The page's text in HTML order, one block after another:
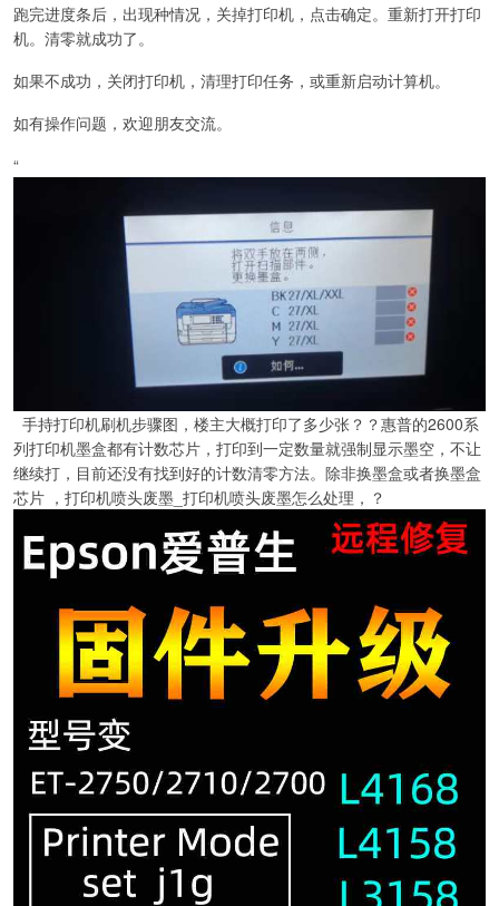
跑完进度条后，出现种情况，关掉打印机，点击确定。重新打开打印
机。清零就成功了。
如果不成功，关闭打印机，清理打印任务，或重新启动计算机。
如有操作问题，欢迎朋友交流。
“
手持打印机刷机步骤图，楼主大概打印了多少张？？惠普的2600系
列打印机墨盒都有计数芯片，打印到一定数量就强制显示墨空，不让
继续打，目前还没有找到好的计数清零方法。除非换墨盒或者换墨盒
芯片 ，打印机喷头废墨_打印机喷头废墨怎么处理，？